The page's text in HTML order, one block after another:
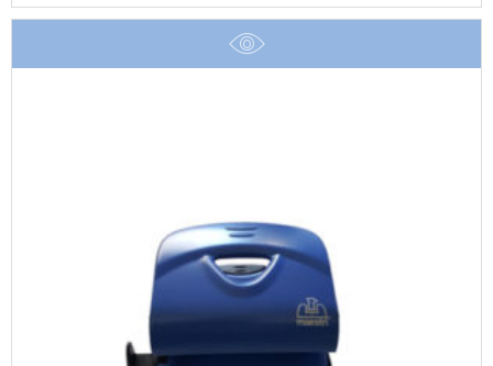
was:
5.90 €.
τιμή